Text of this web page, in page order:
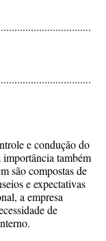
e condução do
importância também
são compostas de
e expectativas
a empresa
de